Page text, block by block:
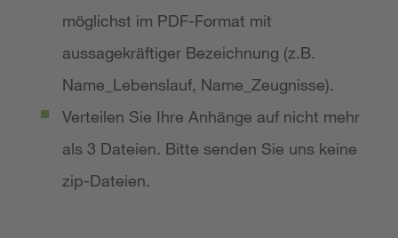
möglichst im PDF-Format mit
aussagekräftiger Bezeichnung (z.B.
Name_Lebenslauf, Name_Zeugnisse).
Verteilen Sie Ihre Anhänge auf nicht mehr
als 3 Dateien. Bitte senden Sie uns keine
zip-Dateien.